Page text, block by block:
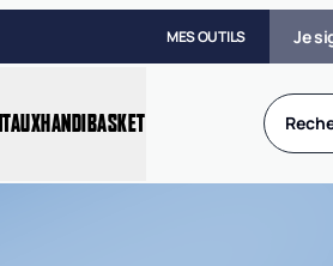
MES OUTILS Je
HANDIBASKET